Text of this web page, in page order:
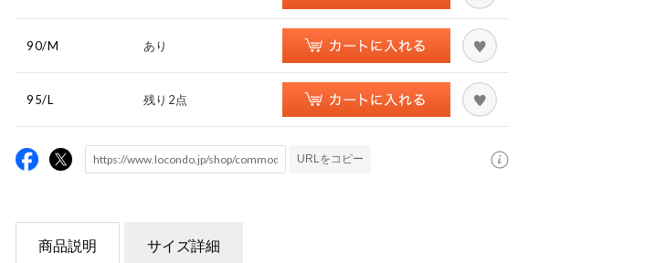
90/M あり
95/L 残り2点
URLをコピー
商品説明 サイズ詳細